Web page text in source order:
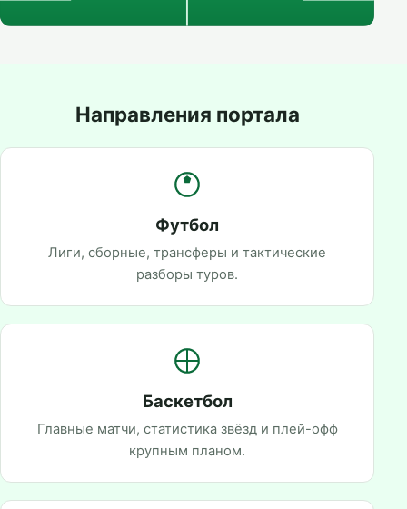
Направления портала
Футбол
Лиги, сборные, трансферы и тактические
разборы туров.
Баскетбол
Главные матчи, статистика звёзд и плей-офф
крупным планом.